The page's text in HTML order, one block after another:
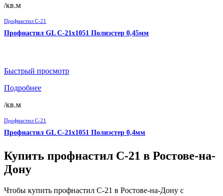
/кв.м
Профнастил C-21
Профнастил GL C-21х1051 Полиэстер 0,45мм
Быстрый просмотр
Подробнее
/кв.м
Профнастил C-21
Профнастил GL C-21х1051 Полиэстер 0,4мм
Купить профнастил C-21 в Ростове-на-
Дону
Чтобы купить профнастил C-21 в Ростове-на-Дону с